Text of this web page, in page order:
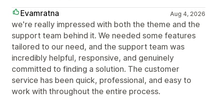
Evamratna
Aug 4, 2026
we're really impressed with both the theme and the
support team behind it. We needed some features
tailored to our need, and the support team was
incredibly helpful, responsive, and genuinely
committed to finding a solution. The customer
service has been quick, professional, and easy to
work with throughout the entire process.